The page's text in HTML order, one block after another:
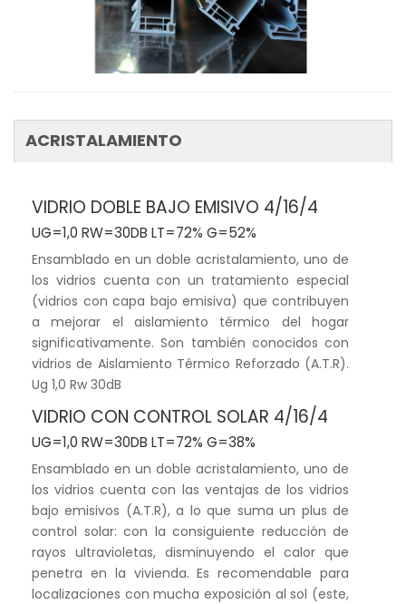
ACRISTALAMIENTO
VIDRIO DOBLE BAJO EMISIVO 4/16/4
UG=1,0 RW=30DB LT=72% G=52%
Ensamblado en un doble acristalamiento, uno de
los vidrios cuenta con un tratamiento especial
(vidrios con capa bajo emisiva) que contribuyen
a mejorar el aislamiento térmico del hogar
significativamente. Son también conocidos con
vidrios de Aislamiento Térmico Reforzado (A.T.R).
Ug 1,0 Rw 30dB
VIDRIO CON CONTROL SOLAR 4/16/4
UG=1,0 RW=30DB LT=72% G=38%
Ensamblado en un doble acristalamiento, uno de
los vidrios cuenta con las ventajas de los vidrios
bajo emisivos (A.T.R), a lo que suma un plus de
control solar: con la consiguiente reducción de
rayos ultravioletas, disminuyendo el calor que
penetra en la vivienda. Es recomendable para
localizaciones con mucha exposición al sol (este,